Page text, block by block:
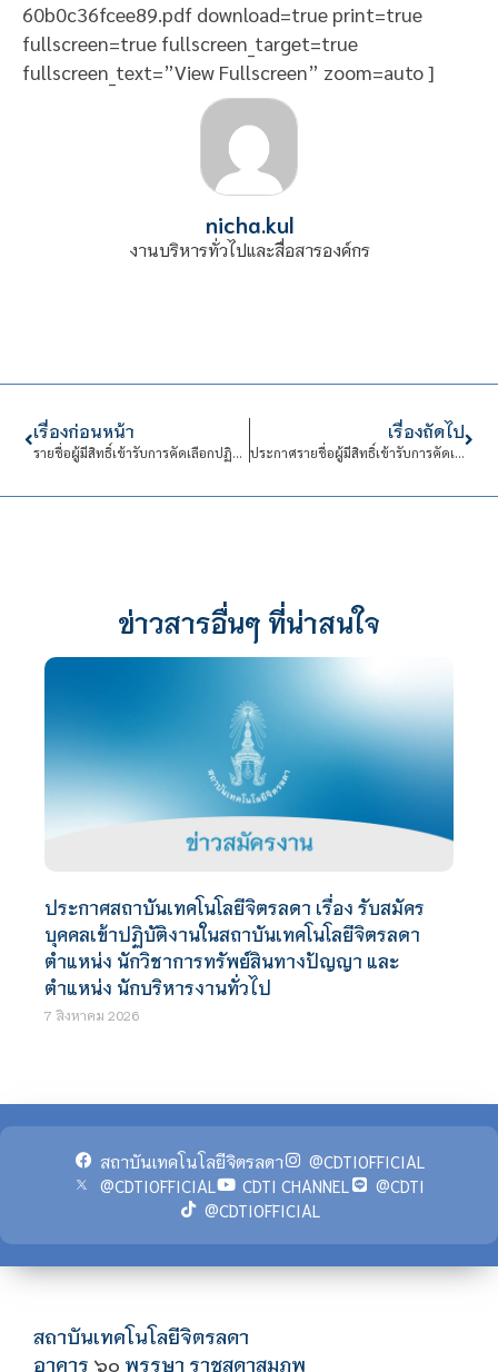
60b0c36fcee89.pdf download=true print=true
fullscreen=true fullscreen_target=true
fullscreen_text=”View Fullscreen” zoom=auto ]
nicha.kul
งานบริหารทั่วไปและสื่อสารองค์กร
เรื่องก่อนหน้า
รายชื่อผู้มีสิทธิ์เข้ารับการคัดเลือกปฏิบัติงานในสถาบันเทคโนโลยีจิตรลดา
เรื่องถัดไป
ประกาศรายชื่อผู้มีสิทธิ์เข้ารับการคัดเลือกปฏิบัติงานในสถาบันเทคโนโลยีจิตรลดา
ข่าวสารอื่นๆ ที่น่าสนใจ
ประกาศสถาบันเทคโนโลยีจิตรลดา เรื่อง รับสมัคร
บุคคลเข้าปฏิบัติงานในสถาบันเทคโนโลยีจิตรลดา
ตำแหน่ง นักวิชาการทรัพย์สินทางปัญญา และ
ตำแหน่ง นักบริหารงานทั่วไป
7 สิงหาคม 2026
สถาบันเทคโนโลยีจิตรลดา
@CDTIOFFICIAL
@CDTIOFFICIAL
CDTI CHANNEL
@CDTI
@CDTIOFFICIAL
สถาบันเทคโนโลยีจิตรลดา
อาคาร ๖๐ พรรษา ราชสุดาสมภพ